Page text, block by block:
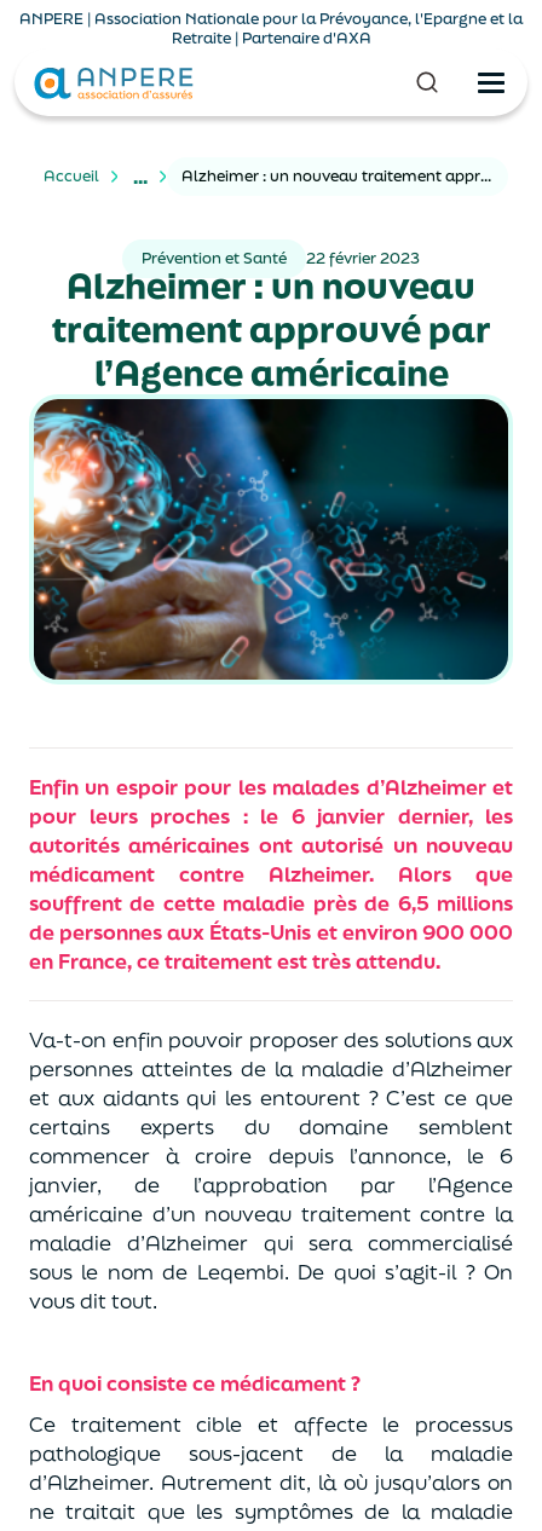
ANPERE | Association Nationale pour la Prévoyance, l'Epargne et la
Retraite | Partenaire d'AXA
Accueil ... Alzheimer : un nouveau traitement approuvé par l’Agence américaine
Prévention et Santé 22 février 2023
Alzheimer : un nouveau
traitement approuvé par
l’Agence américaine
Enfin un espoir pour les malades d’Alzheimer et
pour leurs proches : le 6 janvier dernier, les
autorités américaines ont autorisé un nouveau
médicament contre Alzheimer. Alors que
souffrent de cette maladie près de 6,5 millions
de personnes aux États-Unis et environ 900 000
en France, ce traitement est très attendu.
Va-t-on enfin pouvoir proposer des solutions aux
personnes atteintes de la maladie d’Alzheimer
et aux aidants qui les entourent ? C’est ce que
certains experts du domaine semblent
commencer à croire depuis l’annonce, le 6
janvier, de l’approbation par l’Agence
américaine d’un nouveau traitement contre la
maladie d’Alzheimer qui sera commercialisé
sous le nom de Leqembi. De quoi s’agit-il ? On
vous dit tout.
En quoi consiste ce médicament ?
Ce traitement cible et affecte le processus
pathologique sous-jacent de la maladie
d’Alzheimer. Autrement dit, là où jusqu’alors on
ne traitait que les symptômes de la maladie